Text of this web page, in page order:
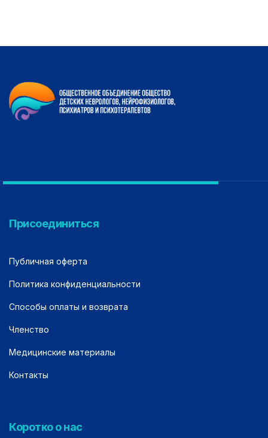
Присоединиться
Публичная оферта
Политика конфиденциальности
Способы оплаты и возврата
Членство
Медицинские материалы
Контакты
Коротко о нас